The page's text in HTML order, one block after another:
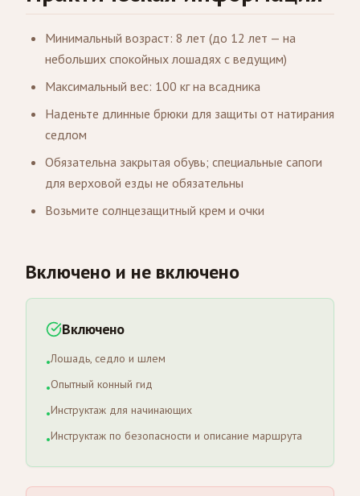
Минимальный возраст: 8 лет (до 12 лет — на
небольших спокойных лошадях с ведущим)
Максимальный вес: 100 кг на всадника
Наденьте длинные брюки для защиты от натирания
седлом
Обязательна закрытая обувь; специальные сапоги
для верховой езды не обязательны
Возьмите солнцезащитный крем и очки
Включено и не включено
Включено
•Лошадь, седло и шлем
•Опытный конный гид
•Инструктаж для начинающих
•Инструктаж по безопасности и описание маршрута